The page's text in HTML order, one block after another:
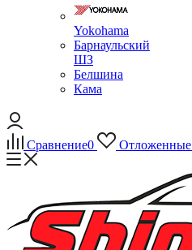
Yokohama
Барнаульский
ШЗ
Белшина
Кама
Сравнение0 Отложенные